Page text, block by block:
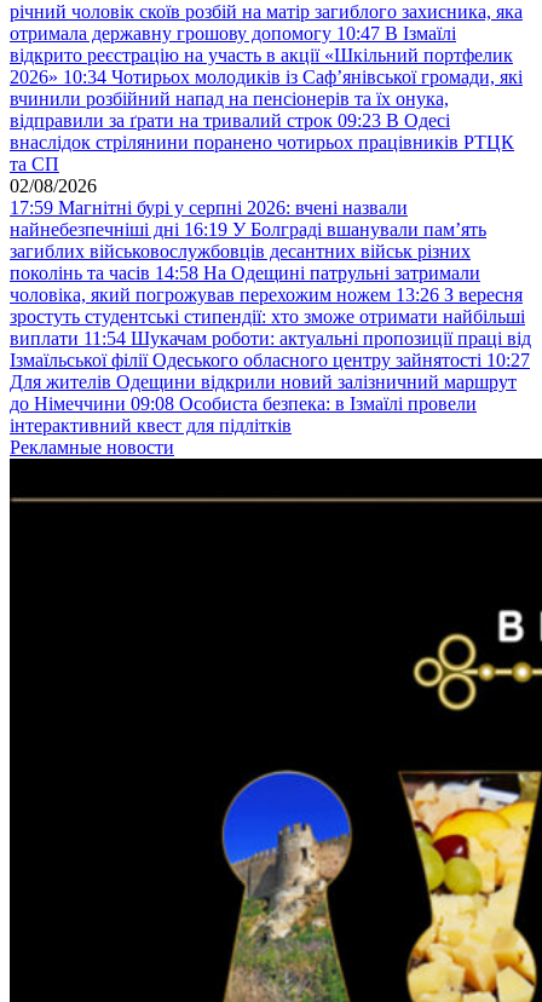
річний чоловік скоїв розбій на матір загиблого захисника, яка
отримала державну грошову допомогу 10:47 В Ізмаїлі
відкрито реєстрацію на участь в акції «Шкільний портфелик
2026» 10:34 Чотирьох молодиків із Саф’янівської громади, які
вчинили розбійний напад на пенсіонерів та їх онука,
відправили за ґрати на тривалий строк 09:23 В Одесі
внаслідок стрілянини поранено чотирьох працівників РТЦК
та СП
02/08/2026
17:59 Магнітні бурі у серпні 2026: вчені назвали
найнебезпечніші дні 16:19 У Болграді вшанували пам’ять
загиблих військовослужбовців десантних військ різних
поколінь та часів 14:58 На Одещині патрульні затримали
чоловіка, який погрожував перехожим ножем 13:26 З вересня
зростуть студентські стипендії: хто зможе отримати найбільші
виплати 11:54 Шукачам роботи: актуальні пропозиції праці від
Ізмаїльської філії Одеського обласного центру зайнятості 10:27
Для жителів Одещини відкрили новий залізничний маршрут
до Німеччини 09:08 Особиста безпека: в Ізмаїлі провели
інтерактивний квест для підлітків
Рекламные новости